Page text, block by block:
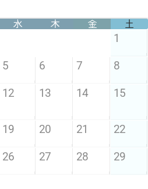
1
5 6 7 8
12 13 14 15
19 20 21 22
26 27 28 29
水 木 金 土